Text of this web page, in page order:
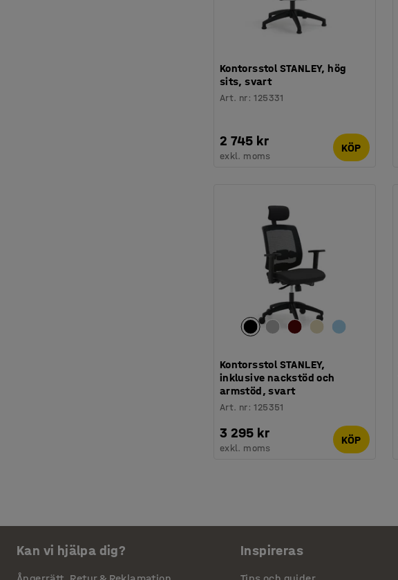
Kontorsstol STANLEY, hög
sits, svart
Art. nr:125331
2 745 kr
exkl. moms
KÖP
Kontorsstol STANLEY,
inklusive nackstöd och
armstöd, svart
Art. nr:125351
3 295 kr
exkl. moms
KÖP
Kan vi hjälpa dig? Inspireras